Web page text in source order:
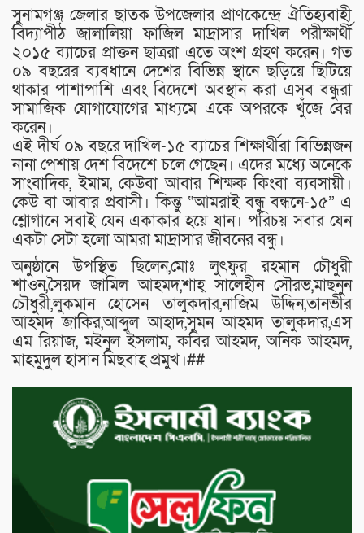
সুনামগঞ্জ জেলার ছাতক উপজেলার প্রাণকেন্দ্রে ঐতিহ্যবাহী
বিদ্যাপীঠ জালালিয়া ফাজিল মাদ্রাসার দাখিল পরীক্ষার্থী
২০১৫ ব্যাচের প্রাক্তন ছাত্ররা এতে অংশ গ্রহণ করেন। গত
০৯ বছরের ব্যবধানে দেশের বিভিন্ন স্থানে ছড়িয়ে ছিটিয়ে
থাকার পাশাপাশি এবং বিদেশে অবস্থান করা এসব বন্ধুরা
সামাজিক যোগাযোগের মাধ্যমে একে অপরকে খুঁজে বের
করেন।
এই দীর্ঘ ০৯ বছরে দাখিল-১৫ ব্যাচের শিক্ষার্থীরা বিভিন্নজন
নানা পেশায় দেশ বিদেশে চলে গেছেন। এদের মধ্যে অনেকে
সাংবাদিক, ইমাম, কেউবা আবার শিক্ষক কিংবা ব্যবসায়ী।
কেউ বা আবার প্রবাসী। কিন্তু “আমরাই বন্ধু বন্ধনে-১৫” এ
শ্লোগানে সবাই যেন একাকার হয়ে যান। পরিচয় সবার যেন
একটা সেটা হলো আমরা মাদ্রাসার জীবনের বন্ধু।
অনুষ্ঠানে উপস্থিত ছিলেন,মোঃ লুৎফুর রহমান চৌধুরী
শাওন,সৈয়দ জামিল আহমদ,শাহ্ সালেহীন সৌরভ,মাছনুন
চৌধুরী,লুকমান হোসেন তালুকদার,নাজিম উদ্দিন,তানভীর
আহমদ জাকির,আব্দুল আহাদ,সুমন আহমদ তালুকদার,এস
এম রিয়াজ, মইনুল ইসলাম, কবির আহমদ, অনিক আহমদ,
মাহমুদুল হাসান মিছবাহ প্রমুখ।##